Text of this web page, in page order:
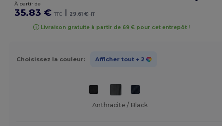
À partir de
35.83 € TTC | 29.61 €HT
Livraison gratuite à partir de 69 € pour cet entrepôt !
Choisissez la couleur: Afficher tout + 2
Anthracite / Black